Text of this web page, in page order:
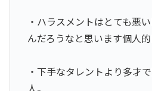
・ハラスメントはとても悪
んだろうなと思います個人
・下手なタレントより多才